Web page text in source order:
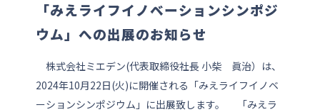
「みえライフイノベーションシンポジ
ウム」への出展のお知らせ
株式会社ミエデン(代表取締役社長 小柴 眞治）は、
2024年10月22日(火)に開催される「みえライフイノベ
ーションシンポジウム」に出展致します。 「みえラ